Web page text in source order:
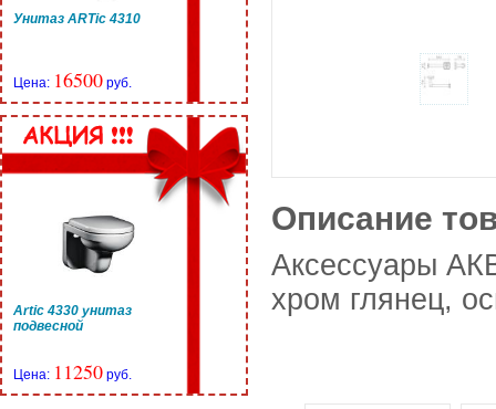
Унитаз ARTic 4310
Цена: 16500 руб.
Artic 4330 унитаз
подвесной
Цена: 11250 руб.
Описание
Аксессуары
хром глянец,